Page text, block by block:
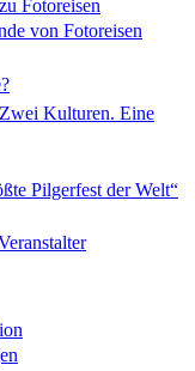
Fotoreisen
von Fotoreisen
Kulturen. Eine
Pilgerfest der Welt“